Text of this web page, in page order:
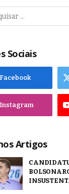
Sociais
Facebook
Instagram
Artigos